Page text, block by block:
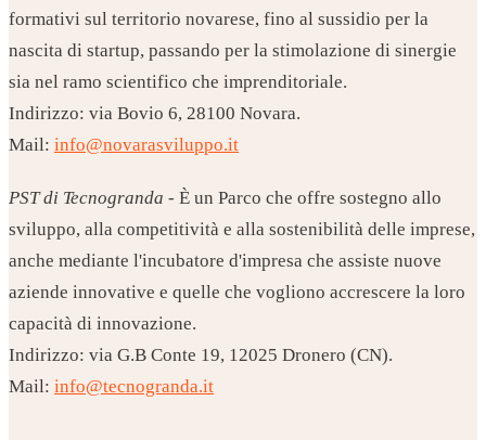
formativi sul territorio novarese, fino al sussidio per la
nascita di startup, passando per la stimolazione di sinergie
sia nel ramo scientifico che imprenditoriale.
Indirizzo: via Bovio 6, 28100 Novara.
Mail: info@novarasviluppo.it
PST di Tecnogranda - È un Parco che offre sostegno allo
sviluppo, alla competitività e alla sostenibilità delle imprese,
anche mediante l'incubatore d'impresa che assiste nuove
aziende innovative e quelle che vogliono accrescere la loro
capacità di innovazione.
Indirizzo: via G.B Conte 19, 12025 Dronero (CN).
Mail: info@tecnogranda.it